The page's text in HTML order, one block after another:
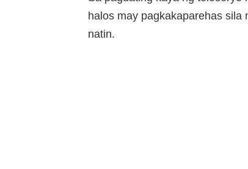
halos may pagkakaparehas sila
natin.